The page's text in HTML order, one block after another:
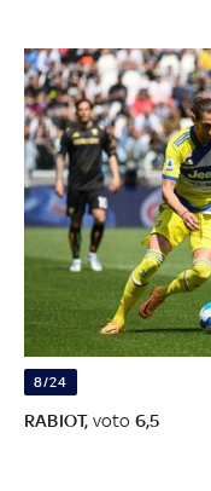
8/24
RABIOT, voto 6,5